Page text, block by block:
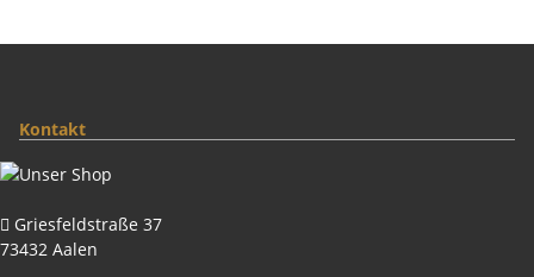
Kontakt
Griesfeldstraße 37
73432 Aalen